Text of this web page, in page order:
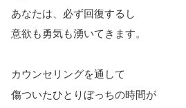
あなたは、必ず回復するし
意欲も勇気も湧いてきます。
カウンセリングを通して
傷ついたひとりぼっちの時間が